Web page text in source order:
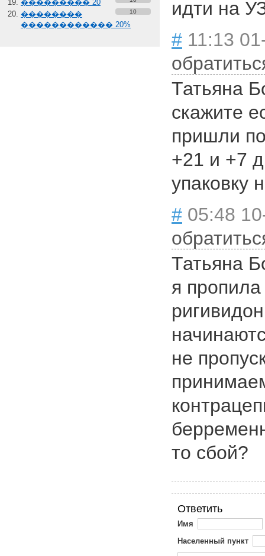
��������� 20
��������
������������ 20%
10
идти на
# 11:13
Татьяна
скажите
пришли
+21 и +7
упаковку
# 05:48
Татьяна
я
не
то сбой?
Ответить
Имя
Населенный пункт